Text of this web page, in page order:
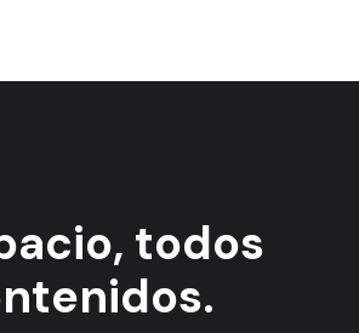
todos